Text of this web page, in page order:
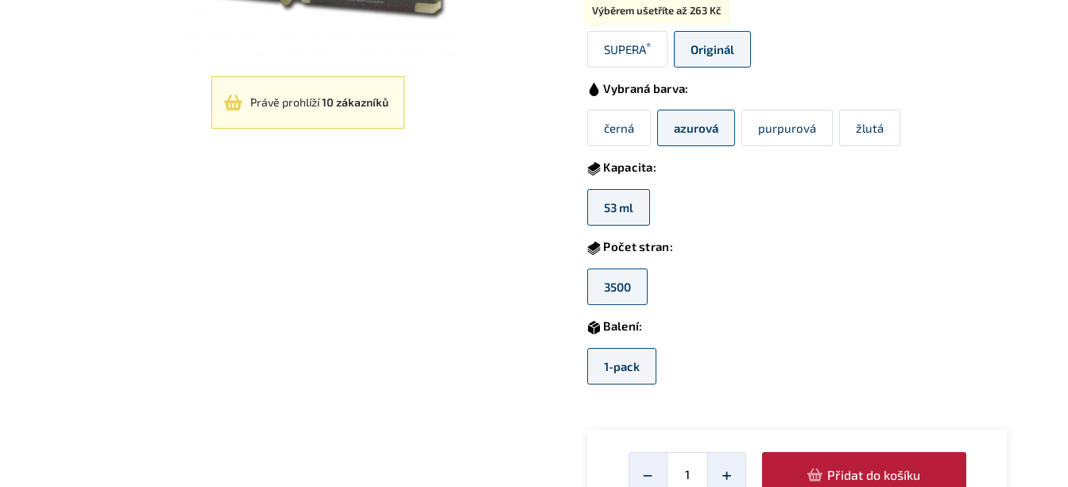
Právě prohlíží10 zákazníků
Typ:
SUPERA®
Výběrem ušetříte až263 Kč
Originál
Vybraná barva:
černá azurová purpurová žlutá
Kapacita:
53 ml
Počet stran:
3500
Balení:
1-pack
−
Množství
+ Přidat do košíku